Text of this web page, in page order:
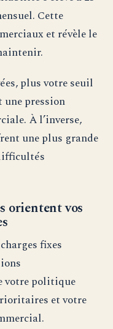
Cette
et révèle le
plus votre seuil
pression
À l’inverse,
une plus grande
orientent vos
fixes
votre politique
et votre